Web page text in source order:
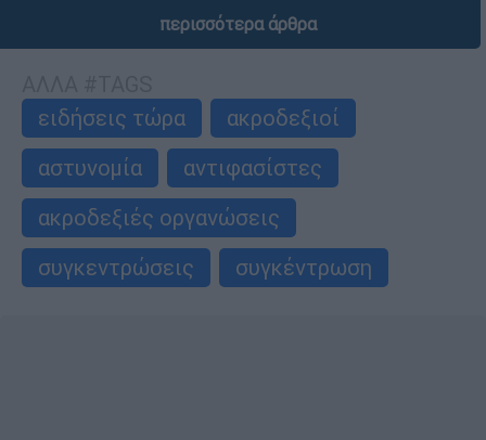
περισσότερα άρθρα
ειδήσεις τώρα
ακροδεξιοί
αστυνομία
αντιφασίστες
ακροδεξιές οργανώσεις
συγκεντρώσεις
συγκέντρωση